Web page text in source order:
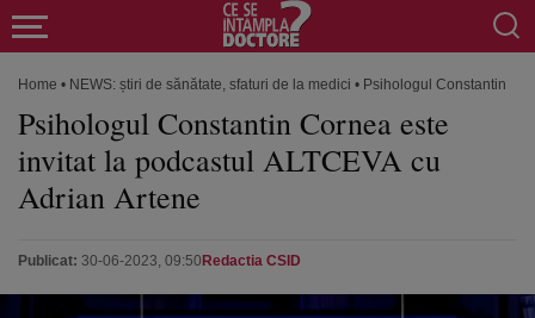
Home • NEWS: știri de sănătate, sfaturi de la medici • Psihologul Constantin
Psihologul Constantin Cornea este
invitat la podcastul ALTCEVA cu
Adrian Artene
Publicat: 30-06-2023, 09:50 Redactia CSID